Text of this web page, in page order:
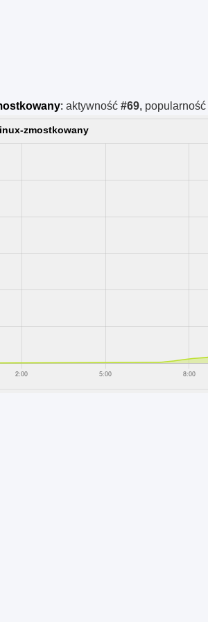
: aktywność #69, popularność